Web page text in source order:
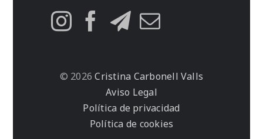
© 2026 Cristina Carbonell Valls
Aviso Legal
Política de privacidad
Política de cookies